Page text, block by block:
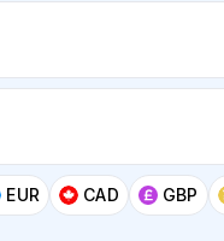
EUR CAD GBP